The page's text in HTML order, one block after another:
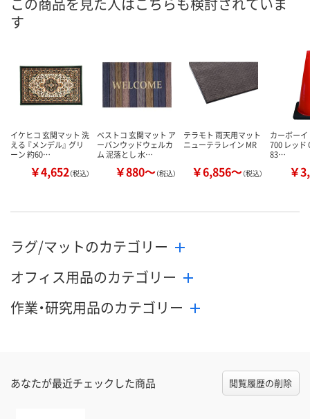
す
イケヒコ 玄関マット 洗
える 『メンデル』 グリ
ーン 約60…
￥4,652（税込）
ベストコ 玄関マット ア
ーバンウッドウェルカ
ム 泥落とし 水…
￥880～（税込）
テラモト 雨天用マット
ニューテラレイン MR
￥6,856～（税込）
カーボーイ
700 レッド
83…
￥
ラグ/マットのカテゴリー
オフィス用品のカテゴリー
作業・研究用品のカテゴリー
あなたが最近チェックした商品 閲覧履歴の削除